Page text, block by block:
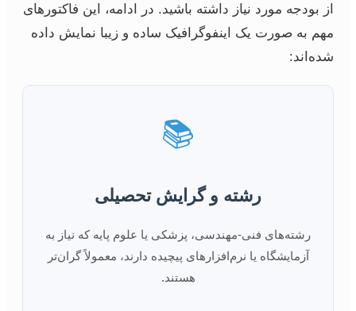
از بودجه مورد نیاز داشته باشید. در ادامه، این فاکتورهای
مهم به صورت یک اینفوگرافیک ساده و زیبا نمایش داده
شده‌اند:
📚
رشته و گرایش تحصیلی
رشته‌های فنی-مهندسی، پزشکی یا علوم پایه که نیاز به
آزمایشگاه یا نرم‌افزارهای پیچیده دارند، معمولاً گران‌تر
هستند.